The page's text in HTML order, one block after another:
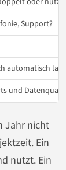
Support?
automatisch
und
Jahr nicht
Ein
nutzt. Ein